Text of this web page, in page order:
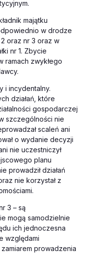
majątku
w drodze
oraz nr 3 oraz w
nr 1. Zbycie
ramach zwykłego
i incydentalny.
działań, które
gospodarczej
szczególności nie
scaleń ani
o wydanie decyzji
nie uczestniczył
planu
prowadził działań
nie korzystał z
3 – są
mogą samodzielnie
ich jednoczesna
względami
prowadzenia